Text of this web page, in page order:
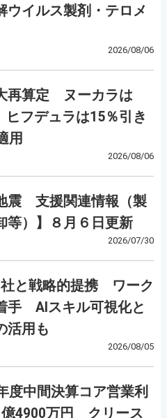
イルス製剤・テロメ
2026/08/06
再算定 ヌーカラは
フデュラは15％引き
用
2026/08/06
震 支援関連情報（製
等）】８月６日更新
2026/07/30
と戦略的提携 ワーク
手 AIスキル可視化と
活用も
2026/08/05
中間決算コア営業利
億4900万円 クリース